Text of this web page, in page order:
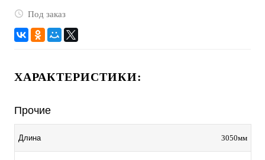
Под заказ
ХАРАКТЕРИСТИКИ:
Прочие
Длина 3050мм